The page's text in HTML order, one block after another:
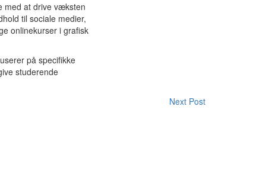
med at drive væksten
til sociale medier,
onlinekurser i grafisk
på specifikke
studerende
Next Post